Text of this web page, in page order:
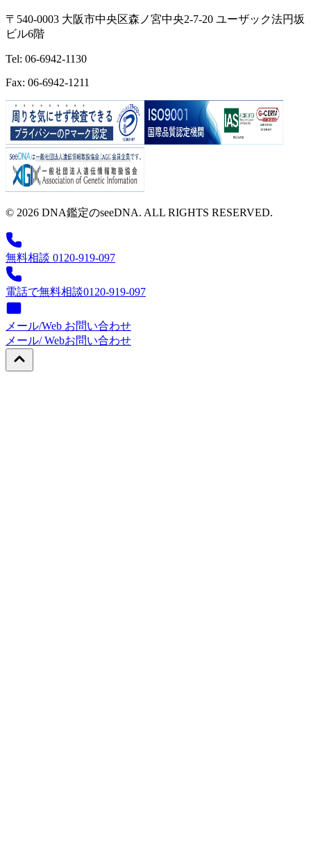
〒540-0003 大阪市中央区森ノ宮中央2-7-20 ユーザック法円坂
ビル6階
Tel: 06-6942-1130
Fax: 06-6942-1211
© 2026 DNA鑑定のseeDNA. ALL RIGHTS RESERVED.
無料相談 0120-919-097
電話で無料相談0120-919-097
メール/Web お問い合わせ
メール/ Webお問い合わせ